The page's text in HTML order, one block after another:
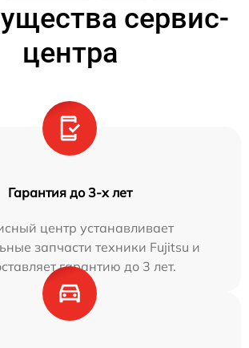
сервис-
центра
Гарантия до 3-х лет
центр устанавливает
запчасти техники Fujitsu и
гарантию до 3 лет.